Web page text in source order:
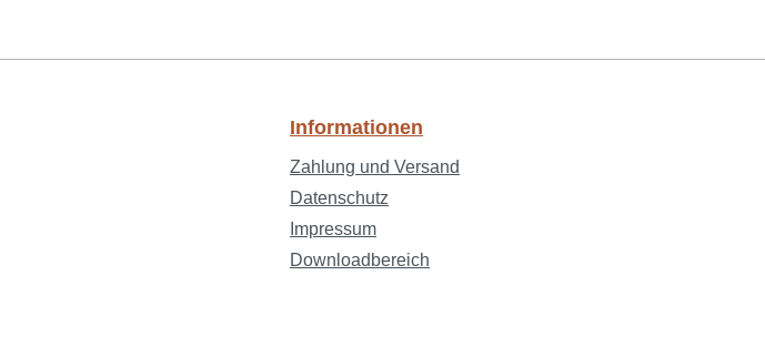
Informationen
Zahlung und Versand
Datenschutz
Impressum
Downloadbereich